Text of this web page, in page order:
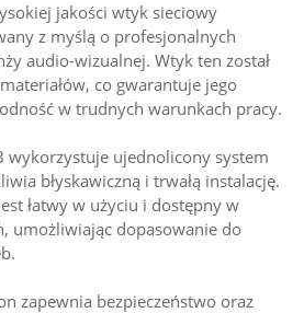
jakości wtyk sieciowy
z myślą o profesjonalnych
audio-wizualnej. Wtyk ten został
co gwarantuje jego
w trudnych warunkach pracy.
wykorzystuje ujednolicony system
błyskawiczną i trwałą instalację.
łatwy w użyciu i dostępny w
umożliwiając dopasowanie do
zapewnia bezpieczeństwo oraz